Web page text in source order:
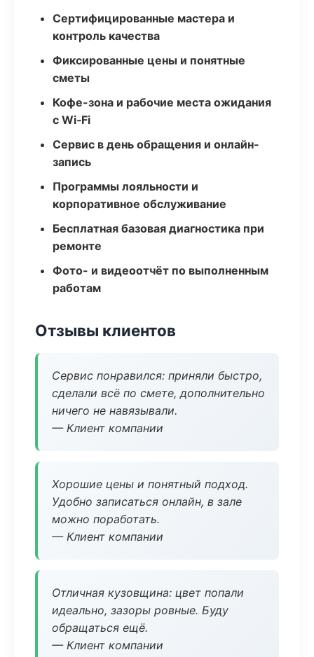
Сертифицированные мастера и
контроль качества
Фиксированные цены и понятные
сметы
Кофе-зона и рабочие места ожидания
с Wi‑Fi
Сервис в день обращения и онлайн-
запись
Программы лояльности и
корпоративное обслуживание
Бесплатная базовая диагностика при
ремонте
Фото- и видеоотчёт по выполненным
работам
Отзывы клиентов
Сервис понравился: приняли быстро,
сделали всё по смете, дополнительно
ничего не навязывали.
— Клиент компании
Хорошие цены и понятный подход.
Удобно записаться онлайн, в зале
можно поработать.
— Клиент компании
Отличная кузовщина: цвет попали
идеально, зазоры ровные. Буду
обращаться ещё.
— Клиент компании